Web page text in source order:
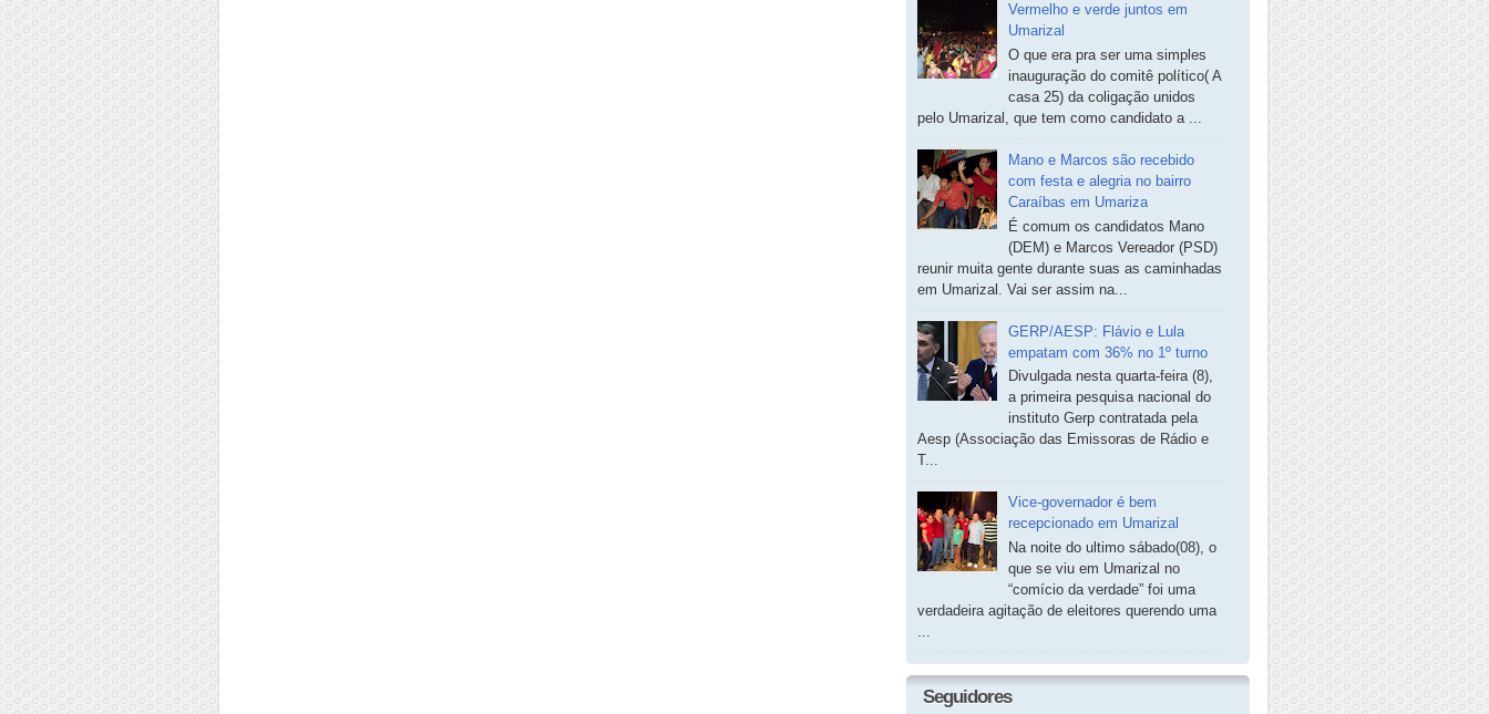
Vermelho e verde juntos em
Umarizal
O que era pra ser uma simples
inauguração do comitê político( A
casa 25) da coligação unidos
pelo Umarizal, que tem como candidato a ...
Mano e Marcos são recebido
com festa e alegria no bairro
Caraíbas em Umariza
É comum os candidatos Mano
(DEM) e Marcos Vereador (PSD)
reunir muita gente durante suas as caminhadas
em Umarizal. Vai ser assim na...
GERP/AESP: Flávio e Lula
empatam com 36% no 1º turno
Divulgada nesta quarta-feira (8),
a primeira pesquisa nacional do
instituto Gerp contratada pela
Aesp (Associação das Emissoras de Rádio e
T...
Vice-governador é bem
recepcionado em Umarizal
Na noite do ultimo sábado(08), o
que se viu em Umarizal no
“comício da verdade” foi uma
verdadeira agitação de eleitores querendo uma
Seguidores